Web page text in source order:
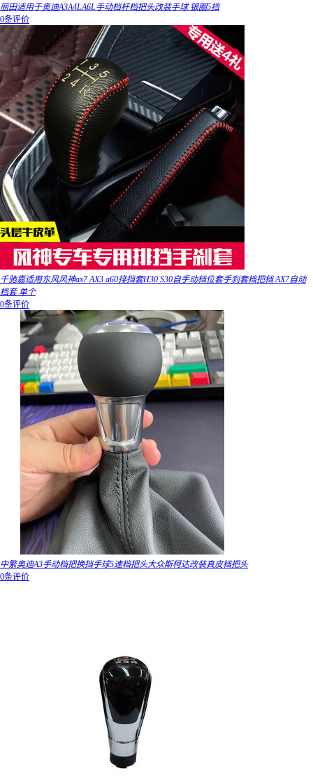
丽田适用于奥迪A3A4LA6L手动档杆档把头改装手球 银圈5挡
0条评价
千驰嘉适用东风风神ax7 AX3 a60排挡套H30 S30自手动档位套手刹套档把档 AX7自动
档套 单个
0条评价
中繁奥迪A3手动档把换挡手球5速档把头大众斯柯达改装真皮档把头
0条评价